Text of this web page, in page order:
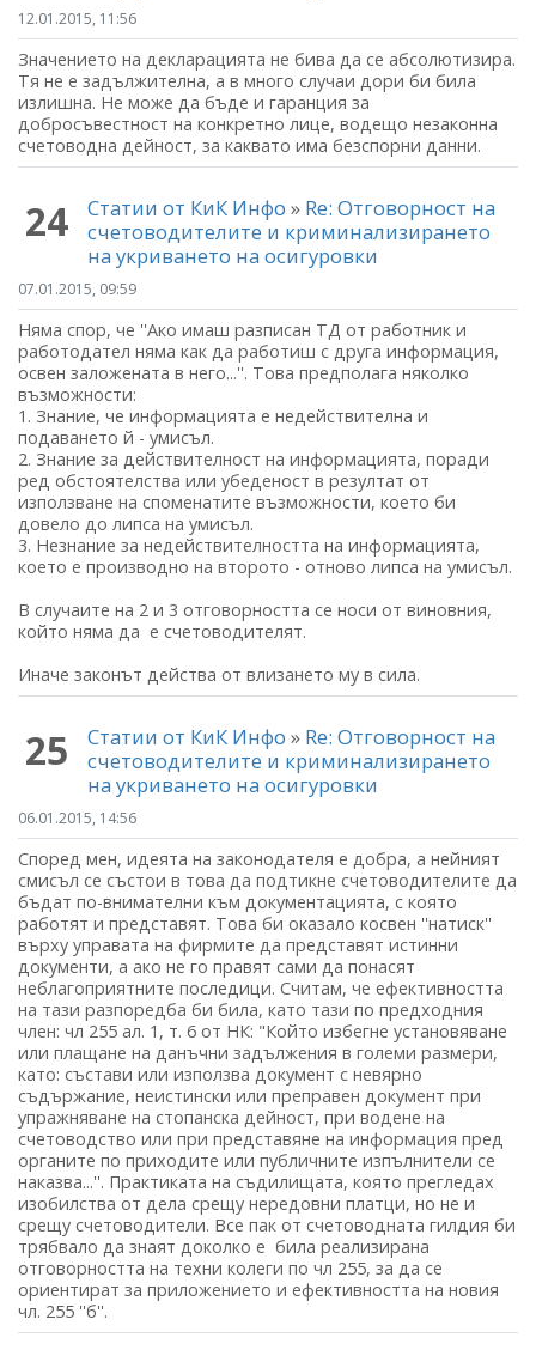
12.01.2015, 11:56
Значението на декларацията не бива да се aбсолютизира.
Тя не е задължителна, а в много случаи дори би била
излишна. Не може да бъде и гаранция за
добросъвестност на конкретно лице, водещо незаконна
счетоводна дейност, за каквато има безспорни данни.
24 Статии от КиК Инфо » Re: Отговорност на
счетоводителите и криминализирането
на укриването на осигуровки
07.01.2015, 09:59
Няма спор, че ''Ако имаш разписан ТД от работник и
работодател няма как да работиш с друга информация,
освен заложената в него...''. Това предполага няколко
възможности:
1. Знание, че информацията е недействителна и
подаването й - умисъл.
2. Знание за действителност на информацията, поради
ред обстоятелства или убеденост в резултат от
използване на споменатите възможности, което би
довело до липса на умисъл.
3. Незнание за недействителността на информацията,
което е производно на второто - отново липса на умисъл.
В случаите на 2 и 3 отговорността се носи от виновния,
който няма да е счетоводителят.
Иначе законът действа от влизането му в сила.
25 Статии от КиК Инфо » Re: Отговорност на
счетоводителите и криминализирането
на укриването на осигуровки
06.01.2015, 14:56
Според мен, идеята на законодателя е добра, а нейният
смисъл се състои в това да подтикне счетоводителите да
бъдат по-внимателни към документацията, с която
работят и представят. Това би оказало косвен ''натиск''
върху управата на фирмите да представят истинни
документи, а ако не го правят сами да понасят
неблагоприятните последици. Считам, че ефективността
на тази разпоредба би била, като тази по предходния
член: чл 255 ал. 1, т. 6 от НК: "Който избегне установяване
или плащане на данъчни задължения в големи размери,
като: състави или използва документ с невярно
съдържание, неистински или преправен документ при
упражняване на стопанска дейност, при водене на
счетоводство или при представяне на информация пред
органите по приходите или публичните изпълнители се
наказва...''. Практиката на съдилищата, която прегледах
изобилства от дела срещу нередовни платци, но не и
срещу счетоводители. Все пак от счетоводната гилдия би
трябвало да знаят доколко е била реализирана
отговорността на техни колеги по чл 255, за да се
ориентират за приложението и ефективността на новия
чл. 255 ''б''.